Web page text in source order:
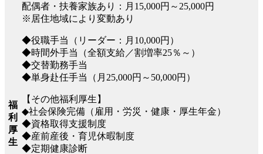
福
利
厚
生
配偶者・扶養家族あり：月15,000円～25,000円
※居住地域により変動あり
◆役職手当（リーダー：月10,000円）
◆時間外手当（全額支給／割増率25％～）
◆交替勤務手当
◆単身赴任手当（月25,000円～50,000円）
【その他福利厚生】
◆社会保険完備（雇用・労災・健康・厚生年金）
◆資格取得支援制度
◆産前産後・育児休暇制度
◆定期健康診断